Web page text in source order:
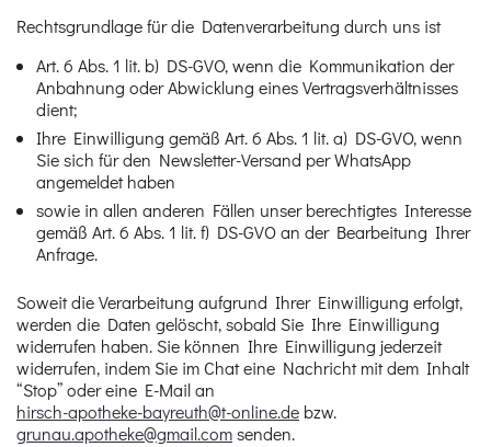
Rechtsgrundlage für die Datenverarbeitung durch uns ist
Art. 6 Abs. 1 lit. b) DS-GVO, wenn die Kommunikation der
Anbahnung oder Abwicklung eines Vertragsverhältnisses
dient;
Ihre Einwilligung gemäß Art. 6 Abs. 1 lit. a) DS-GVO, wenn
Sie sich für den Newsletter-Versand per WhatsApp
angemeldet haben
sowie in allen anderen Fällen unser berechtigtes Interesse
gemäß Art. 6 Abs. 1 lit. f) DS-GVO an der Bearbeitung Ihrer
Anfrage.
Soweit die Verarbeitung aufgrund Ihrer Einwilligung erfolgt,
werden die Daten gelöscht, sobald Sie Ihre Einwilligung
widerrufen haben. Sie können Ihre Einwilligung jederzeit
widerrufen, indem Sie im Chat eine Nachricht mit dem Inhalt
“Stop” oder eine E-Mail an
hirsch-apotheke-bayreuth@t-online.de bzw.
grunau.apotheke@gmail.comsenden.